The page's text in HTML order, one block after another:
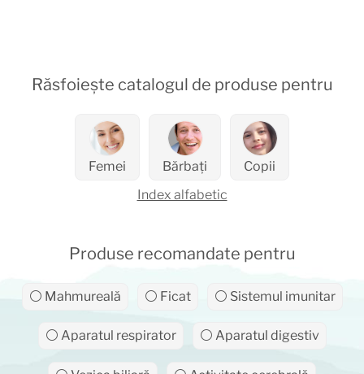
Răsfoiește catalogul de produse pentru
Femei Bărbați
Copii
Index alfabetic
Produse recomandate pentru
⚪ Mahmureală ⚪ Ficat ⚪ Sistemul imunitar
⚪ Aparatul respirator ⚪ Aparatul digestiv